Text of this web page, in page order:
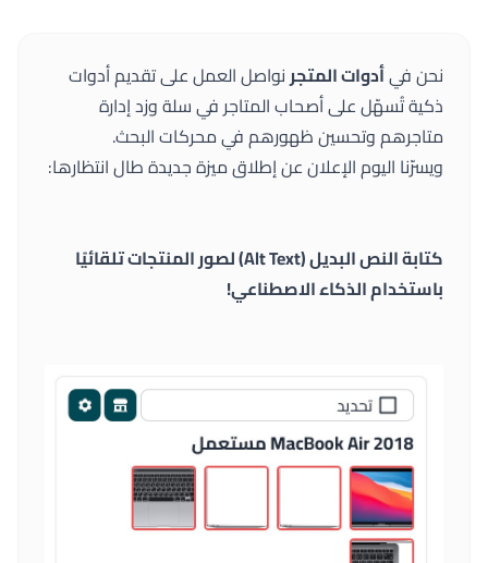
نحن فيأدوات المتجرنواصل العمل على تقديم أدوات
ذكية تُسهّل على أصحاب المتاجر في سلة وزد إدارة
متاجرهم وتحسين ظهورهم في محركات البحث.
ويسرّنا اليوم الإعلان عن إطلاق ميزة جديدة طال انتظارها:
كتابة النص البديل (Alt Text) لصور المنتجات تلقائيًا
باستخدام الذكاء الاصطناعي!